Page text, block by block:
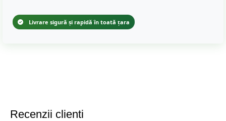
Livrare sigură și rapidă în toată țara
Recenzii clienti